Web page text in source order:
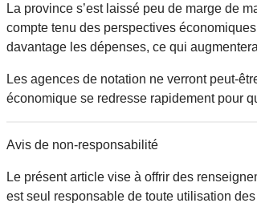
La province s’est laissé peu de marge de
compte tenu des perspectives
davantage les dépenses, ce qui
Les agences de notation ne verront peut-
économique se redresse rapidement pour
Avis de non-responsabilité
Le présent article vise à offrir des
est seul responsable de toute utilisation